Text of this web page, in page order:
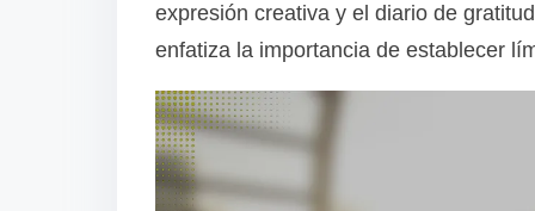
expresión creativa y el diario de
enfatiza la importancia de establecer